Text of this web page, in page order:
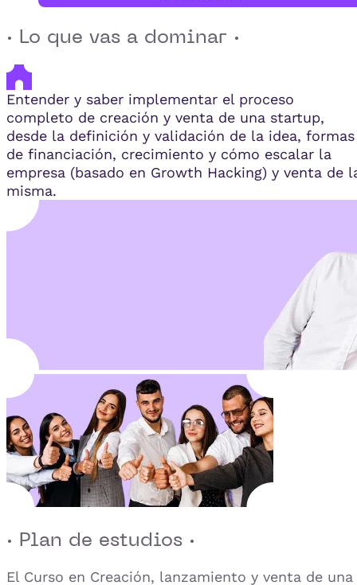
· Lo que vas a dominar ·
Entender y saber implementar el proceso
completo de creación y venta de una startup,
desde la definición y validación de la idea, formas
de financiación, crecimiento y cómo escalar la
empresa (basado en Growth Hacking) y venta de
misma.
· Plan de estudios ·
El Curso en Creación, lanzamiento y venta de una